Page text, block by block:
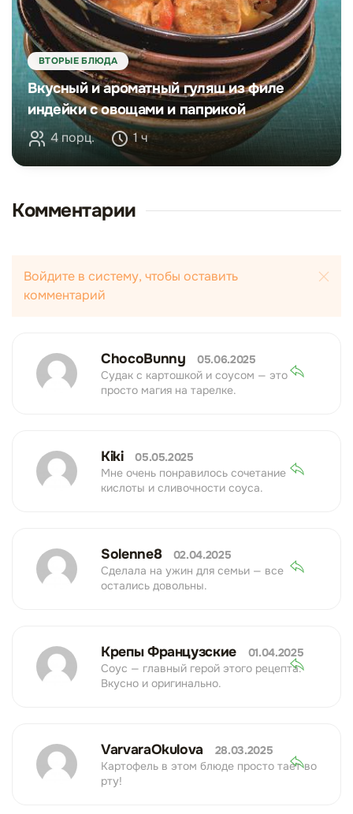
ВТОРЫЕ БЛЮДА
Вкусный и ароматный гуляш из филе
индейки с овощами и паприкой
4 порц. 1 ч
Комментарии
Войдите в систему, чтобы оставить
комментарий
ChocoBunny
05.06.2025
Судак с картошкой и соусом — это
просто магия на тарелке.
Kiki
05.05.2025
Мне очень понравилось сочетание
кислоты и сливочности соуса.
Solenne8
02.04.2025
Сделала на ужин для семьи — все
остались довольны.
Крепы Французские
01.04.2025
Соус — главный герой этого рецепта.
Вкусно и оригинально.
VarvaraOkulova
28.03.2025
Картофель в этом блюде просто тает во
рту!